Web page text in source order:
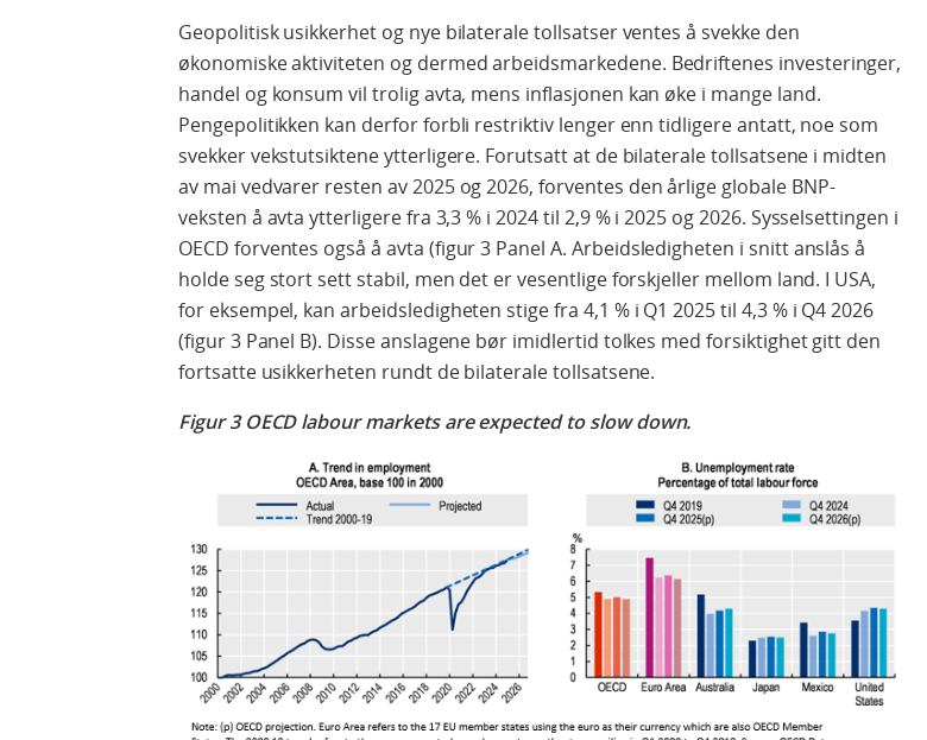
Geopolitisk usikkerhet og nye bilaterale tollsatser ventes å svekke den
økonomiske aktiviteten og dermed arbeidsmarkedene. Bedriftenes investeringer,
handel og konsum vil trolig avta, mens inflasjonen kan øke i mange land.
Pengepolitikken kan derfor forbli restriktiv lenger enn tidligere antatt, noe som
svekker vekstutsiktene ytterligere. Forutsatt at de bilaterale tollsatsene i midten
av mai vedvarer resten av 2025 og 2026, forventes den årlige globale BNP-
veksten å avta ytterligere fra 3,3 % i 2024 til 2,9 % i 2025 og 2026. Sysselsettingen i
OECD forventes også å avta (figur 3 Panel A. Arbeidsledigheten i snitt anslås å
holde seg stort sett stabil, men det er vesentlige forskjeller mellom land. I USA,
for eksempel, kan arbeidsledigheten stige fra 4,1 % i Q1 2025 til 4,3 % i Q4 2026
(figur 3 Panel B). Disse anslagene bør imidlertid tolkes med forsiktighet gitt den
fortsatte usikkerheten rundt de bilaterale tollsatsene.
Figur 3OECD labour markets are expected to slow down.